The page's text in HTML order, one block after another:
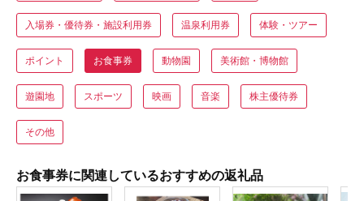
入場券・優待券・施設利用券 温泉利用券 体験・ツアー
ポイント お食事券 動物園 美術館・博物館
遊園地 スポーツ 映画 音楽 株主優待券
その他
お食事券に関連しているおすすめの返礼品